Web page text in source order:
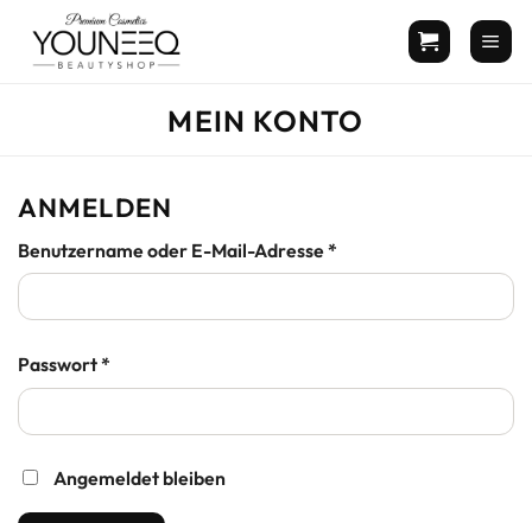
Inhalt
MEIN KONTO
ANMELDEN
Benutzername oder E-Mail-Adresse*
Passwort*
Angemeldet bleiben